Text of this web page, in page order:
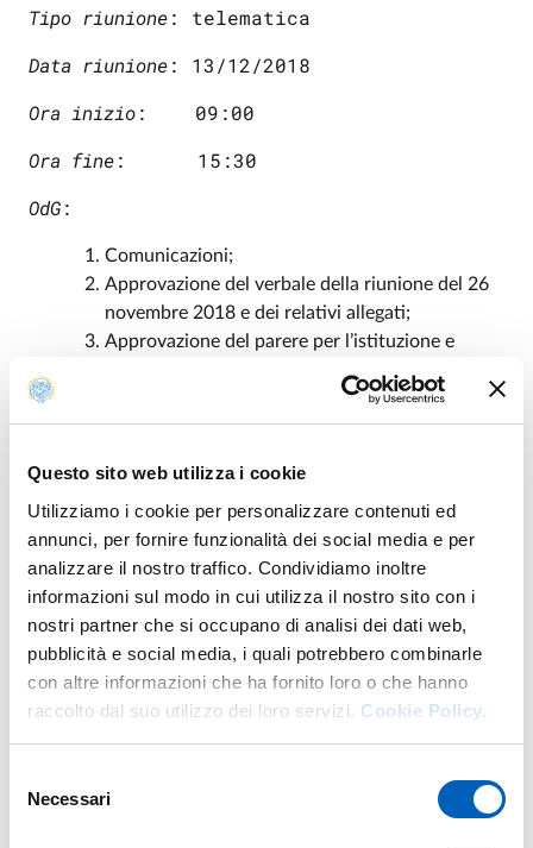
Questo sito web utilizza i cookie
Utilizziamo i cookie per personalizzare contenuti ed
annunci, per fornire funzionalità dei social media e per
analizzare il nostro traffico. Condividiamo inoltre
informazioni sul modo in cui utilizza il nostro sito con i
nostri partner che si occupano di analisi dei dati web,
pubblicità e social media, i quali potrebbero combinarle
con altre informazioni che ha fornito loro o che hanno
raccolto dal suo utilizzo dei loro servizi. Cookie Policy.
delNecessari
Tipo riunione: telematica
Data riunione: 13/12/2018
Ora inizio:    09:00
Ora fine:      15:30
OdG:
Comunicazioni;
Approvazione del verbale della riunione del 26
novembre 2018 e dei relativi allegati;
Approvazione del parere per l’istituzione e
del corso di laurea magistrale, internazionale,
inter-ateneo, in Food Safety and Risk
Tecnologie Alimentari) e del corso di laurea
magistrale in Produzioni Animali Innovative e
Sostenibili (classe LM–86 Scienze Zootecniche
e Tecnologie Animali);
Varie ed eventuali.
Modificato il19/05/2022